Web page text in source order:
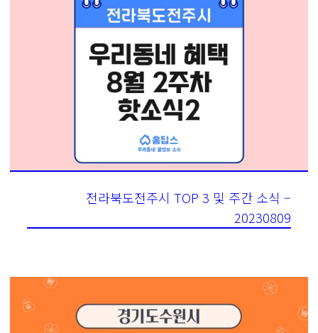
전라북도전주시 TOP 3 및 주간 소식 –
20230809